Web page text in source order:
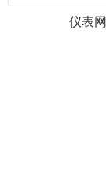
仪表网